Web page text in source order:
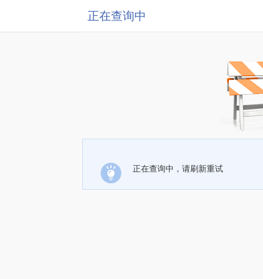
正在查询中
正在查询中，请刷新重试